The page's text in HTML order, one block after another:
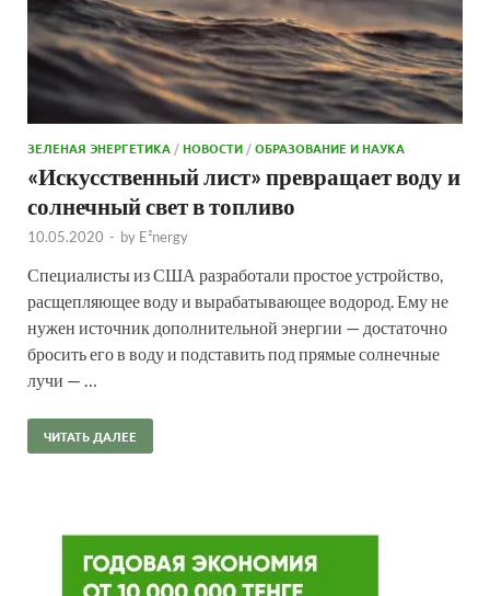
ЗЕЛЕНАЯ ЭНЕРГЕТИКА /НОВОСТИ /ОБРАЗОВАНИЕ И НАУКА
«Искусственный лист» превращает воду и
солнечный свет в топливо
10.05.2020 - by E²nergy
Специалисты из США разработали простое устройство,
расщепляющее воду и вырабатывающее водород. Ему не
нужен источник дополнительной энергии — достаточно
бросить его в воду и подставить под прямые солнечные
лучи — …
ЧИТАТЬ ДАЛЕЕ